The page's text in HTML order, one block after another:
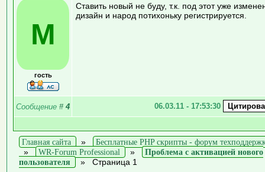
М
гость
Ставить новый не буду, т.к. под этот уже
дизайн и народ потихоньку регистрируется.
Сообщение # 4 06.03.11 - 17:53:30
Главная сайта »
Бесплатные PHP скрипты - форум
»
WR-Forum Professional »
Проблема с активацией нового
пользователя
» Страница 1